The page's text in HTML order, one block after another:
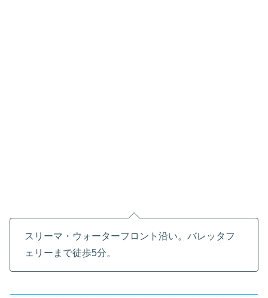
スリーマ・ウォーターフロント沿い。バレッタフ
ェリーまで徒歩5分。